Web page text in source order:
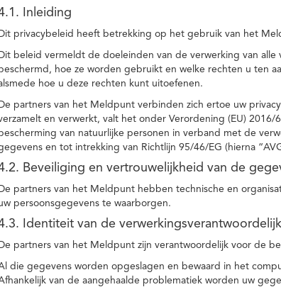
Inleiding
Dit privacybeleid heeft betrekking op het gebruik van het
Dit beleid vermeldt de doeleinden van de verwerking van
beschermd, hoe ze worden gebruikt en welke rechten u ten
hoe u deze rechten kunt uitoefenen.
De partners van het Meldpunt verbinden zich ertoe uw
en verwerkt, valt het onder Verordening (EU)
bescherming van natuurlijke personen in verband met de
en tot intrekking van Richtlijn 95/46/EG (hierna
Beveiliging en vertrouwelijkheid van de
De partners van het Meldpunt hebben technische en
persoonsgegevens te waarborgen.
Identiteit van de
De partners van het Meldpunt zijn verantwoordelijk voor de
die gegevens worden opgeslagen en bewaard in het
van de aangehaalde problematiek worden uw